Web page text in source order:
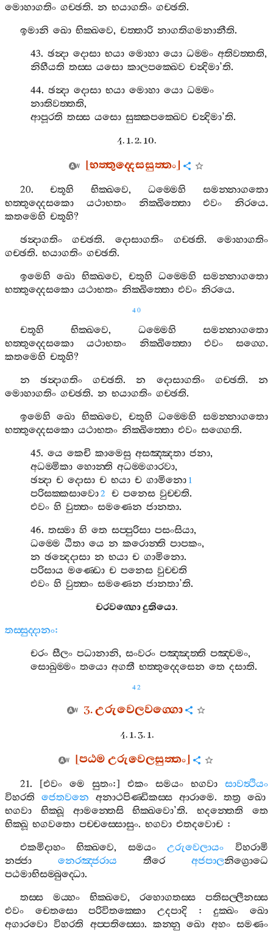
මොහාගතිං ගච‍්ඡති. න භයාගතිං ගච‍්ඡති.
ඉමානි ඛො භික‍්ඛවෙ, චත‍්තාරි නාගතිගමනානීති.
43.ඡන්‍දා දොසා භයා මොහා යො ධම‍්මං අතිවත‍්තති,
නිහීයති තස‍්ස යසො කාලපක‍්ඛෙව චන්‍දිමා’ති.
44.ඡන්‍දා දොසා භයා මොහා යො ධම‍්මං
නාතිවත‍්තති,
ආපූරති තස‍්ස යසො සුක‍්කපක‍්ඛෙව චන්‍දිමා’ති.
4. 1. 2. 10.
[භත‍්තුද‍්දෙසසුත‍්තං]
20.චතූහි භික‍්ඛවෙ,ධම‍්මෙහි
සමන‍්නාගතො
භත‍්තුද‍්දෙසකො
යථාභතං නික‍්ඛිත‍්තො එවං නිරයෙ.
කතමෙහි චතූහි?
ඡන්‍දාගතිං
ගච‍්ඡති.දොසාගතිං ගච‍්ඡති. මොහාගතිං
ගච‍්ඡති. භයාගතිං ගච‍්ඡති.
ඉමෙහි ඛො භික‍්ඛවෙ, චතූහි ධම‍්මෙහි
සමන‍්නාගතො
භත‍්තුද‍්දෙසකො යථාභතං නික‍්ඛිත‍්තො එවං නිරයෙ.
40
චතූහි භික‍්ඛවෙ, ධම‍්මෙහි
සමන‍්නාගතො
භත‍්තුද‍්දෙසකො
යථාභතං නික‍්ඛිත‍්තො එවං සග‍්ගෙ.
කතමෙහි චතූහි?
න
ඡන්‍දාගතිං ගච‍්ඡති.න දොසාගතිං ගච‍්ඡති.න
මොහාගතිං ගච‍්ඡති. න භයාගතිං ගච‍්ඡති.
ඉමෙහි ඛො භික‍්ඛවෙ, චතූහි ධම‍්මෙහි
සමන‍්නාගතො
භත‍්තුද‍්දෙසකො යථාභතං නික‍්ඛිත‍්තො එවං සග‍්ගෙති.
45.යෙ කෙචි කාමෙසු අසඤ‍්ඤතා ජනා,
අධම‍්මිකා හොන‍්ති අධම‍්මගාරවා,
ඡන්‍දා ච දොසා ච භයා ච ගාමිනො 1
පරිසක‍්කසාවො2 ච පනෙස වුච‍්චති.
එවං හි වුත‍්තං සමණෙන ජානතා.
46.තස‍්මා හි තෙ සප‍්පුරිසා පසංසියා,
ධම‍්මෙ ඨිතා යෙ න කරොන‍්ති පාපකං,
න ඡන්‍දෙදාසා න භයා ච ගාමිනො.
පරිසාය මණ‍්ඩො ච පනෙස වුච‍්චති
එවං හි වුත‍්තං සමණෙන ජානතා’ති.
චරවග‍්ගොදුතියො.
තස‍්සුද‍්දානං:
චරං සීලං පධානානි,සංවරං පඤ‍්ඤත‍්ති පඤ‍්චමං,
සොඛුම‍්මං තයො අගතී භත‍්තුද‍්දෙසෙන තෙ දසාති.
42
3.උරුවෙලවග‍්ගො
4. 1. 3. 1.
[පඨමඋරුවෙලසුත‍්තං]
21. [එවං මෙ සුතං:] එකං සමයං භගවා
සාවත්‍ථියං
විහරති
ජෙතවනෙ අනාථපිණ‍්ඩිකස‍්ස ආරාමෙ. තත්‍ර
ඛො
භගවා
භික‍්ඛූ ආමන‍්තෙසි භික‍්ඛවො’ති.භදන‍්තෙති
තෙ
භික‍්ඛූ භගවතො පච‍්චස‍්සොසුං. භගවා එතදවොච :
එකමිදාහං
භික‍්ඛවෙ, සමයං උරුවෙලායං
විහරාමි
නජ‍්ජා
නෙරඤ‍්ජරාය තීරෙ අජපාලනිග්‍රොධෙ
පඨමාභිසම‍්බුද‍්ධො.
තස‍්ස
මය‍්හං භික‍්ඛවෙ, රහොගතස‍්ස
පතිසල‍්ලීනස‍්ස
එවං
චෙතසො පරිවිතක‍්කො උදපාදි :දුක‍්ඛං
ඛො
අගාරවො විහරති අප‍්පතිස‍්සො.කන‍්නු ඛො අහං සමණං